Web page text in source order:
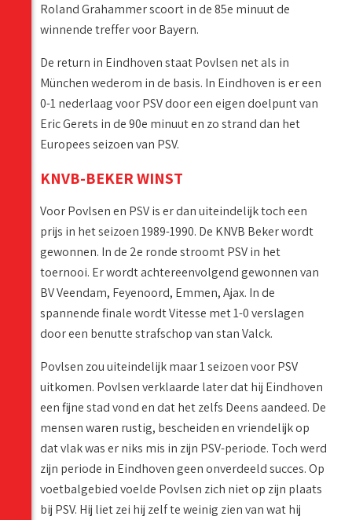
Roland Grahammer scoort in de 85e minuut de
winnende treffer voor Bayern.
De return in Eindhoven staat Povlsen net als in
München wederom in de basis. In Eindhoven is er een
0-1 nederlaag voor PSV door een eigen doelpunt van
Eric Gerets in de 90e minuut en zo strand dan het
Europees seizoen van PSV.
KNVB-BEKER WINST
Voor Povlsen en PSV is er dan uiteindelijk toch een
prijs in het seizoen 1989-1990. De KNVB Beker wordt
gewonnen. In de 2e ronde stroomt PSV in het
toernooi. Er wordt achtereenvolgend gewonnen van
BV Veendam, Feyenoord, Emmen, Ajax. In de
spannende finale wordt Vitesse met 1-0 verslagen
door een benutte strafschop van stan Valck.
Povlsen zou uiteindelijk maar 1 seizoen voor PSV
uitkomen. Povlsen verklaarde later dat hij Eindhoven
een fijne stad vond en dat het zelfs Deens aandeed. De
mensen waren rustig, bescheiden en vriendelijk op
dat vlak was er niks mis in zijn PSV-periode. Toch werd
zijn periode in Eindhoven geen onverdeeld succes. Op
voetbalgebied voelde Povlsen zich niet op zijn plaats
bij PSV. Hij liet zei hij zelf te weinig zien van wat hij